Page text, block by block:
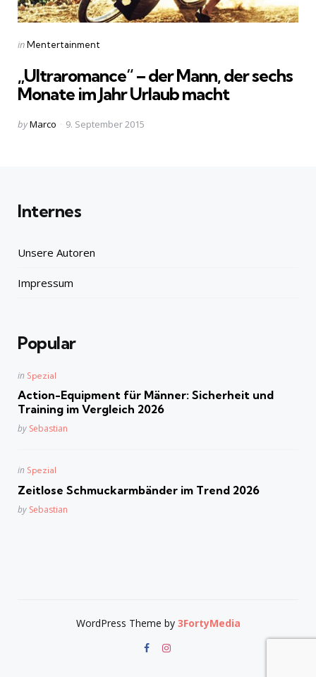
Categories
Posted
inMentertainment
„Ultraromance“ – der Mann, der sechs
Monate im Jahr Urlaub macht
Posted
byMarco 9. September 2015
Internes
Unsere Autoren
Impressum
Popular
Posted
in Spezial
Action-Equipment für Männer: Sicherheit und
Training im Vergleich 2026
Posted
by Sebastian
Posted
in Spezial
Zeitlose Schmuckarmbänder im Trend 2026
Posted
by Sebastian
WordPress Theme by 3FortyMedia